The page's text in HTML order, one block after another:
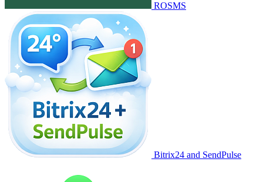
ROSMS
Bitrix24 and SendPulse